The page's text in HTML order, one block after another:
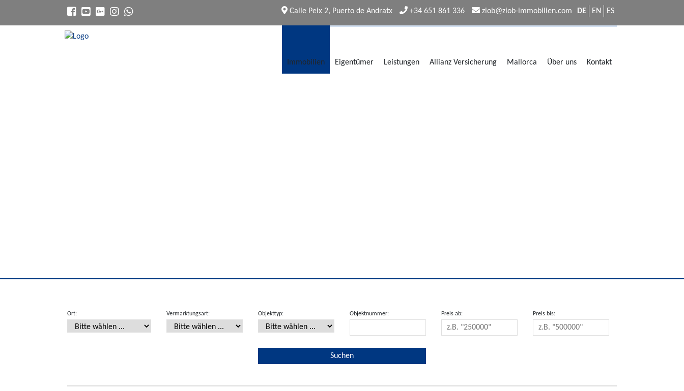
Calle Peix 2, Puerto de Andratx +34 651 861 336 ziob@ziob-immobilien.com DE EN ES
Immobilien Eigentümer Leistungen Allianz Versicherung Mallorca Über uns Kontakt
Ort: Vermarktungsart: Objekttyp: Objektnummer: Preis ab: Preis bis: